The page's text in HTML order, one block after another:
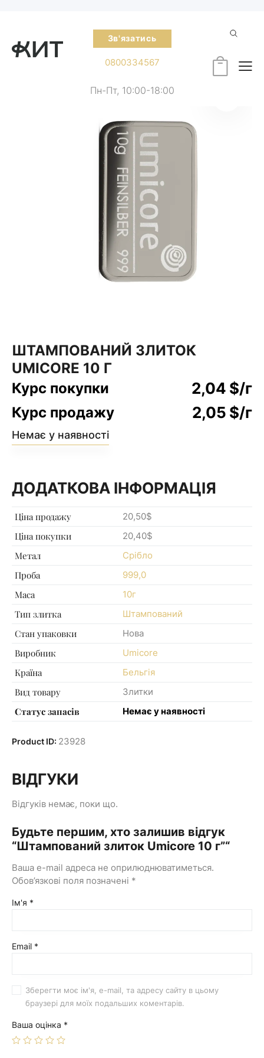
Зв'язатись
0800334567
Пн-Пт, 10:00-18:00
ШТАМПОВАНИЙ ЗЛИТОК
UMICORE 10 Г
Курс покупки
2,04 $/г
Курс продажу 2,05 $/г
Немає у наявності
ДОДАТКОВА ІНФОРМАЦІЯ
Ціна продажу 20,50$
Ціна покупки 20,40$
Метал Срібло
Проба 999,0
Маса 10г
Тип злитка Штампований
Стан упаковки Нова
Виробник Umicore
Країна Бельгія
Вид товару Злитки
Статус запасів Немає у наявності
Product ID: 23928
ВІДГУКИ
Відгуків немає, поки що.
Будьте першим, хто залишив відгук
“Штампований злиток Umicore 10 г”“
Ваша e-mail адреса не оприлюднюватиметься.
Обов’язкові поля позначені *
Ім'я *
Email *
Зберегти моє ім'я, e-mail, та адресу сайту в цьому
браузері для моїх подальших коментарів.
Ваша оцінка *